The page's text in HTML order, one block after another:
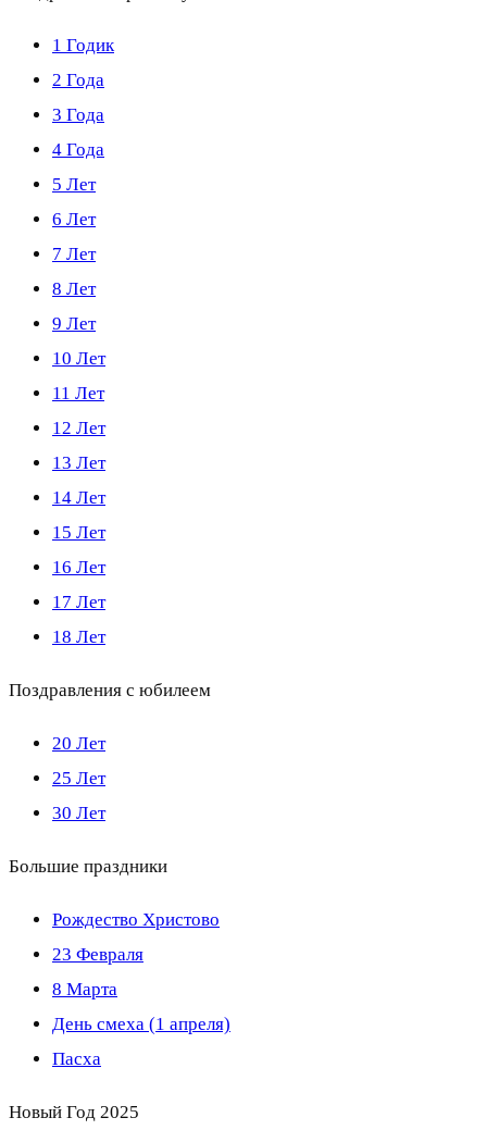
1 Годик
2 Года
3 Года
4 Года
5 Лет
6 Лет
7 Лет
8 Лет
9 Лет
10 Лет
11 Лет
12 Лет
13 Лет
14 Лет
15 Лет
16 Лет
17 Лет
18 Лет
Поздравления с юбилеем
20 Лет
25 Лет
30 Лет
Большие праздники
Рождество Христово
23 Февраля
8 Марта
День смеха (1 апреля)
Пасха
Новый Год 2025